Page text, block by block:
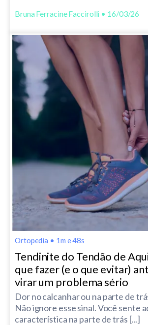
Bruna Ferracine Faccirolli • 16/03/26
Ortopedia • 1m e 48s
Tendinite do Tendão de
que fazer (e o que evitar)
virar um problema sério
Dor no calcanhar ou na parte de
Não ignore esse sinal. Você sente
característica na parte de trás [...]